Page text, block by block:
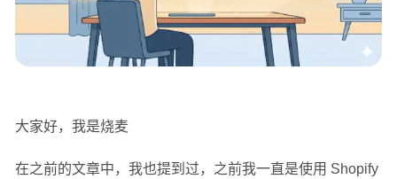
📘 一人跨境手册
大家好，我是烧麦
在之前的文章中，我也提到过，之前我一直是使用 Shopify